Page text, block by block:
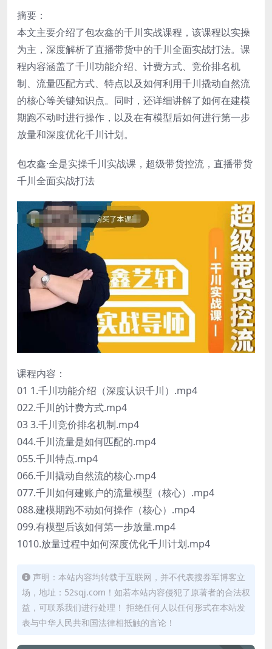
摘要：
本文主要介绍了包农鑫的千川实战课程，该课程以实操
为主，深度解析了直播带货中的千川全面实战打法。课
程内容涵盖了千川功能介绍、计费方式、竞价排名机
制、流量匹配方式、特点以及如何利用千川撬动自然流
的核心等关键知识点。同时，还详细讲解了如何在建模
期跑不动时进行操作，以及在有模型后如何进行第一步
放量和深度优化千川计划。
包农鑫·全是实操千川实战课，超级带货控流，直播带货​
千川全面实战打法
课程内容：
01 1.千川功能介绍（深度认识千川）.mp4
022.千川的计费方式.mp4
03 3.千川竞价排名机制.mp4
044.千川流量是如何匹配的.mp4
055.千川特点.mp4
066.千川撬动自然流的核心.mp4
077.千川如何建账户的流量模型（核心）.mp4
088.建模期跑不动如何操作（核心）.mp4
099.有模型后该如何第一步放量.mp4
1010.放量过程中如何深度优化千川计划.mp4
声明：本站内容均转载于互联网，并不代表搜券军博客立
场，地址：52sqj.com！如若本站内容侵犯了原著者的合法权
益，可联系我们进行处理！ 拒绝任何人以任何形式在本站发
表与中华人民共和国法律相抵触的言论！